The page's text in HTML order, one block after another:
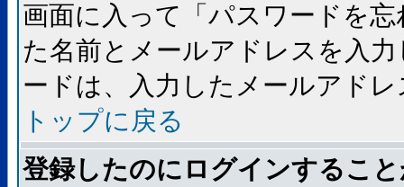
画面に入って「パスワードを
た名前とメールアドレスを入
ードは、入力したメールアド
トップに戻る
登録したのにログインするこ